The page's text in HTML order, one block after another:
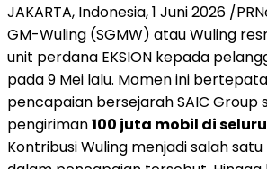
JAKARTA, Indonesia, 1 Juni 2026 /
GM-Wuling (SGMW) atau Wuling
unit perdana EKSION kepada
pada 9 Mei lalu. Momen ini
pencapaian bersejarah SAIC
pengiriman100 juta mobil di
Kontribusi Wuling menjadi salah